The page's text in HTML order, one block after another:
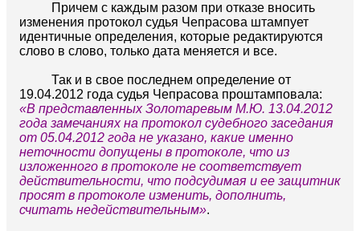
Причем с каждым разом при отказе вносить
изменения протокол судья Чепрасова штампует
идентичные определения, которые редактируются
слово в слово, только дата меняется и все.
Так и в свое последнем определение от
19.04.2012 года судья Чепрасова проштамповала:
«В представленных Золотаревым М.Ю. 13.04.2012
года замечаниях на протокол судебного заседания
от 05.04.2012 года не указано, какие именно
неточности допущены в протоколе, что из
изложенного в протоколе не соответствует
действительности, что подсудимая и ее защитник
просят в протоколе изменить, дополнить,
считать недействительным».